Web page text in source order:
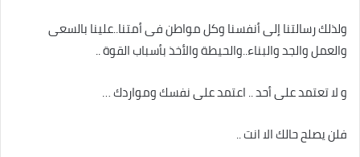
ولذلك رسالتنا إلى أنفسنا وكل مواطن فى أمتنا..علينا بالسعى
والعمل والجد والبناء..والحيطة والأخذ بأسباب القوة ..
و لا تعتمد على أحد .. اعتمد على نفسك ومواردك …
فلن يصلح حالك الا انت ..